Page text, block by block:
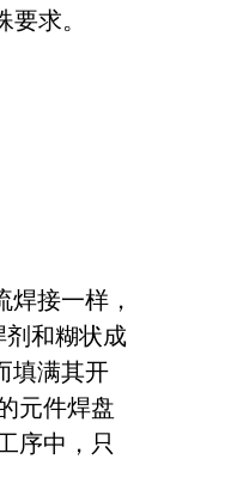
求。
接一样，
和糊状成
填满其开
元件焊盘
序中，只